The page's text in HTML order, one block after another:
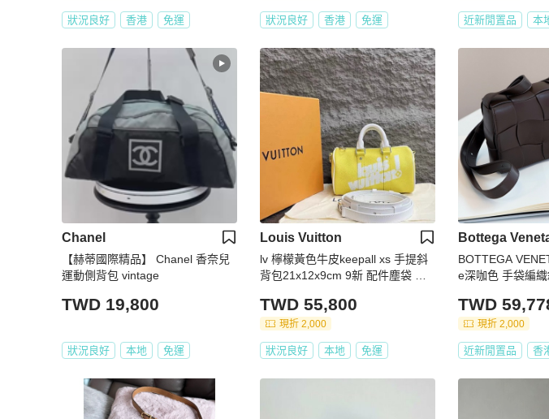
狀況良好 香港 免運 狀況良好 香港 免運 近新閒置品 本
Chanel
【赫蒂國際精品】 Chanel 香奈兒
運動側背包 vintage
TWD 19,800
狀況良好 本地 免運
Louis Vuitton
lv 檸檬黃色牛皮keepall xs 手提斜
背包21x12x9cm 9新 配件塵袋 肩
TWD 55,800
現折 2,000
狀況良好 本地 免運
Bottega
BOTTEGA
e深咖色 手袋編
TWD
現折 2,000
近新閒置品 香